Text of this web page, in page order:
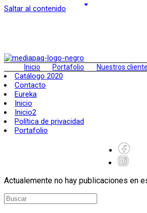
Saltar al contenido
Inicio Portafolio Nuestros
Catálogo 2020
Contacto
Eureka
Inicio
Inicio2
Política de privacidad
Portafolio
Actualemente no hay publicaciones en